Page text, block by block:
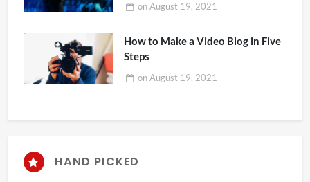
onAugust 19, 2021
How to Make a Video Blog in Five
Steps
onAugust 19, 2021
HAND PICKED